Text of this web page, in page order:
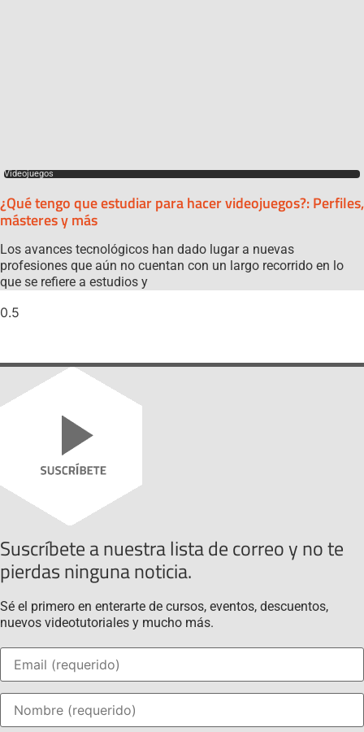
Videojuegos
¿Qué tengo que estudiar para hacer videojuegos?: Perfiles,
másteres y más
Los avances tecnológicos han dado lugar a nuevas
profesiones que aún no cuentan con un largo recorrido en lo
que se refiere a estudios y
Suscríbete a nuestra lista de correo y no te
pierdas ninguna noticia.
Sé el primero en enterarte de cursos, eventos, descuentos,
nuevos videotutoriales y mucho más.